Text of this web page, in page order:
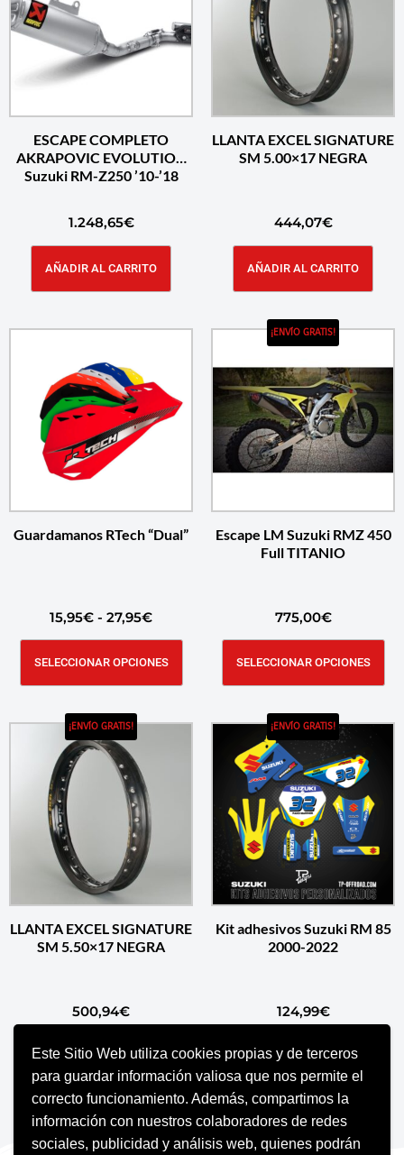
Este Sitio Web utiliza cookies propias y de terceros
para guardar información valiosa que nos permite el
correcto funcionamiento. Además, compartimos la
información con nuestros colaboradores de redes
sociales, publicidad y análisis web, quienes podrán
ESCAPE COMPLETO
AKRAPOVIC EVOLUTION
Suzuki RM-Z250 ’10-’18
1.248,65€
AÑADIR AL CARRITO
LLANTA EXCEL SIGNATURE
SM 5.00×17 NEGRA
444,07€
AÑADIR AL CARRITO
Guardamanos RTech “Dual”
15,95€ - 27,95€
SELECCIONAR OPCIONES
¡ENVÍO GRATIS!
Escape LM Suzuki RMZ 450
Full TITANIO
775,00€
SELECCIONAR OPCIONES
¡ENVÍO GRATIS!
LLANTA EXCEL SIGNATURE
SM 5.50×17 NEGRA
500,94€
AÑADIR AL CARRITO
¡ENVÍO GRATIS!
Kit adhesivos Suzuki RM 85
2000-2022
124,99€
AÑADIR AL CARRITO